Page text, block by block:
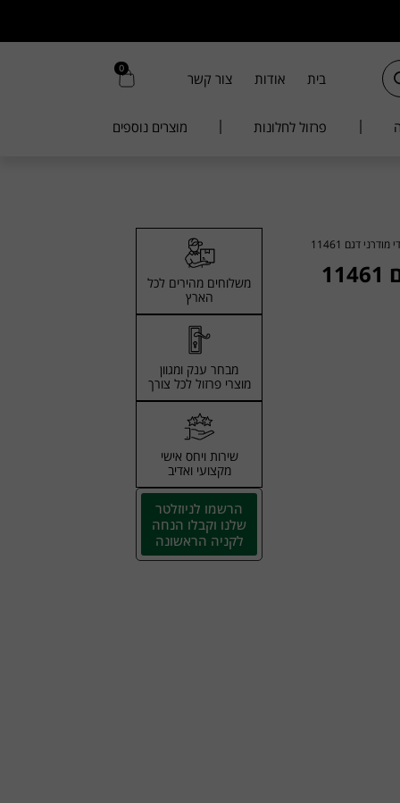
בית אודות צור קשר
0
פרזול לחלונות מוצרים נוספים
משלוחים מהירים לכל
הארץ
מבחר ענק ומגוון
מוצרי פרזול לכל צורך
שירות ויחס אישי
מקצועי ואדיב
הרשמו לניוזלטר
שלנו וקבלו הנחה
לקניה הראשונה
דגם 11461